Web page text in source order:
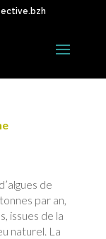
de
par an,
issues de la
naturel. La